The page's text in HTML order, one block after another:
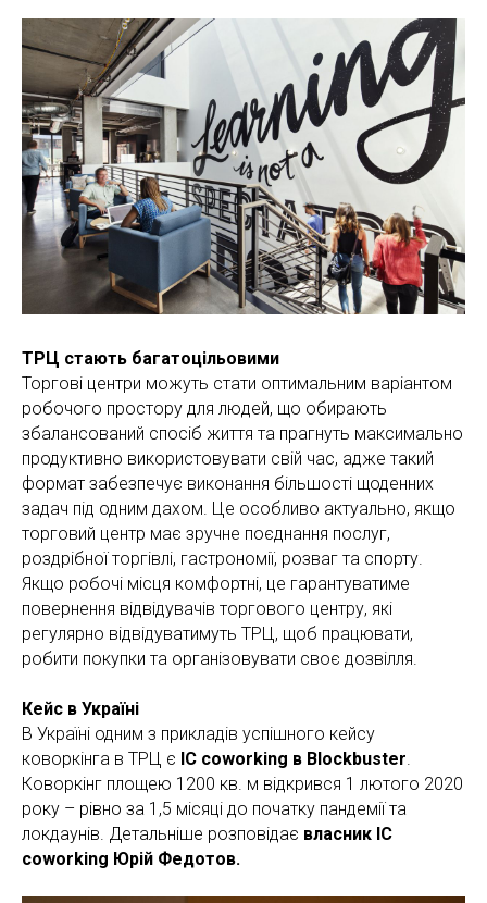
ТРЦ стають багатоцільовими
Торгові центри можуть стати оптимальним варіантом
робочого простору для людей, що обирають
збалансований спосіб життя та прагнуть максимально
продуктивно використовувати свій час, адже такий
формат забезпечує виконання більшості щоденних
задач під одним дахом. Це особливо актуально, якщо
торговий центр має зручне поєднання послуг,
роздрібної торгівлі, гастрономії, розваг та спорту.
Якщо робочі місця комфортні, це гарантуватиме
повернення відвідувачів торгового центру, які
регулярно відвідуватимуть ТРЦ, щоб працювати,
робити покупки та організовувати своє дозвілля.
Кейс в Україні
В Україні одним з прикладів успішного кейсу
коворкінга в ТРЦ є IC coworking в Blockbuster.
Коворкінг площею 1200 кв. м відкрився 1 лютого 2020
року – рівно за 1,5 місяці до початку пандемії та
локдаунів. Детальніше розповідає власник IC
coworking Юрій Федотов.